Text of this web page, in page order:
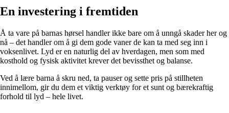
En investering i fremtiden
Å ta vare på barnas hørsel handler ikke bare om å unngå skader her og
nå – det handler om å gi dem gode vaner de kan ta med seg inn i
voksenlivet. Lyd er en naturlig del av hverdagen, men som med
kosthold og fysisk aktivitet krever det bevissthet og balanse.
Ved å lære barna å skru ned, ta pauser og sette pris på stillheten
innimellom, gir du dem et viktig verktøy for et sunt og bærekraftig
forhold til lyd – hele livet.